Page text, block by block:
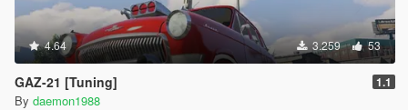
4.64 3.259 53
GAZ-21 [Tuning] 1.1
By daemon1988